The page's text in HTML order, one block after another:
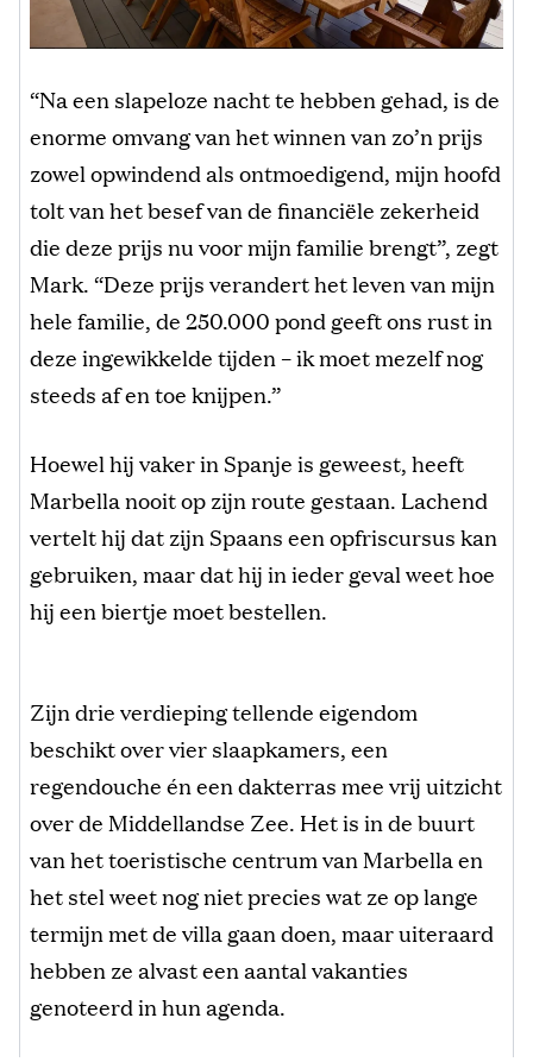
“Na een slapeloze nacht te hebben gehad, is de
enorme omvang van het winnen van zo’n prijs
zowel opwindend als ontmoedigend, mijn hoofd
tolt van het besef van de financiële zekerheid
die deze prijs nu voor mijn familie brengt”, zegt
Mark. “Deze prijs verandert het leven van mijn
hele familie, de 250.000 pond geeft ons rust in
deze ingewikkelde tijden – ik moet mezelf nog
steeds af en toe knijpen.”
Hoewel hij vaker in Spanje is geweest, heeft
Marbella nooit op zijn route gestaan. Lachend
vertelt hij dat zijn Spaans een opfriscursus kan
gebruiken, maar dat hij in ieder geval weet hoe
hij een biertje moet bestellen.
Zijn drie verdieping tellende eigendom
beschikt over vier slaapkamers, een
regendouche én een dakterras mee vrij uitzicht
over de Middellandse Zee. Het is in de buurt
van het toeristische centrum van Marbella en
het stel weet nog niet precies wat ze op lange
termijn met de villa gaan doen, maar uiteraard
hebben ze alvast een aantal vakanties
genoteerd in hun agenda.